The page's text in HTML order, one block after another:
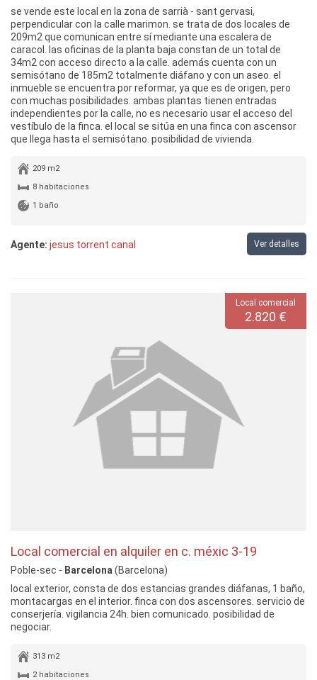
se vende este local en la zona de sarrià - sant gervasi,
perpendicular con la calle marimon. se trata de dos locales de
209m2 que comunican entre sí mediante una escalera de
caracol. las oficinas de la planta baja constan de un total de
34m2 con acceso directo a la calle. además cuenta con un
semisótano de 185m2 totalmente diáfano y con un aseo. el
inmueble se encuentra por reformar, ya que es de origen, pero
con muchas posibilidades. ambas plantas tienen entradas
independientes por la calle, no es necesario usar el acceso del
vestíbulo de la finca. el local se sitúa en una finca con ascensor
que llega hasta el semisótano. posibilidad de vivienda.
209 m2
8 habitaciones
1 baño
Agente: jesus torrent canal Ver detalles
Local comercial
2.820 €
Local comercial en alquiler en c. méxic 3-19
Poble-sec - Barcelona (Barcelona)
local exterior, consta de dos estancias grandes diáfanas, 1 baño,
montacargas en el interior. finca con dos ascensores. servicio de
conserjería. vigilancia 24h. bien comunicado. posibilidad de
negociar.
313 m2
2 habitaciones